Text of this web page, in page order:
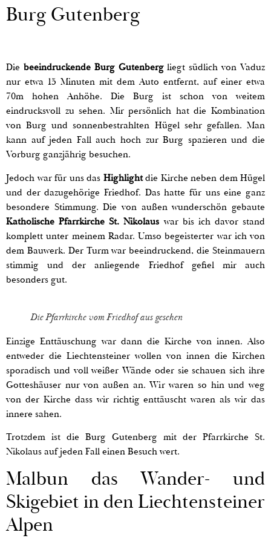
Burg Gutenberg
Die beeindruckende Burg Gutenbergliegt südlich von Vaduz
nur etwa 15 Minuten mit dem Auto entfernt, auf einer etwa
70m hohen Anhöhe. Die Burg ist schon von weitem
eindrucksvoll zu sehen. Mir persönlich hat die Kombination
von Burg und sonnenbestrahlten Hügel sehr gefallen. Man
kann auf jeden Fall auch hoch zur Burg spazieren und die
Vorburg ganzjährig besuchen.
Jedoch war für uns das Highlightdie Kirche neben dem Hügel
und der dazugehörige Friedhof. Das hatte für uns eine ganz
besondere Stimmung. Die von außen wunderschön gebaute
Katholische Pfarrkirche St. Nikolaus war bis ich davor stand
komplett unter meinem Radar. Umso begeisterter war ich von
dem Bauwerk. Der Turm war beeindruckend, die Steinmauern
stimmig und der anliegende Friedhof gefiel mir auch
besonders gut.
Die Pfarrkirche vom Friedhof aus gesehen
Einzige Enttäuschung war dann die Kirche von innen. Also
entweder die Liechtensteiner wollen von innen die Kirchen
sporadisch und voll weißer Wände oder sie schauen sich ihre
Gotteshäuser nur von außen an. Wir waren so hin und weg
von der Kirche dass wir richtig enttäuscht waren als wir das
innere sahen.
Trotzdem ist die Burg Gutenberg mit der Pfarrkirche St.
Nikolaus auf jeden Fall einen Besuch wert.
Malbun das Wander- und
Skigebiet in den Liechtensteiner
Alpen